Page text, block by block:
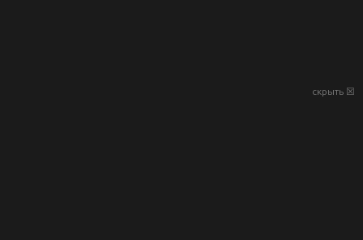
скрыть ☒